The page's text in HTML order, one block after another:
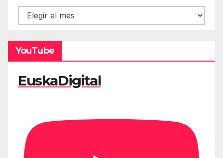
Hemeroteca
YouTube
EuskaDigital